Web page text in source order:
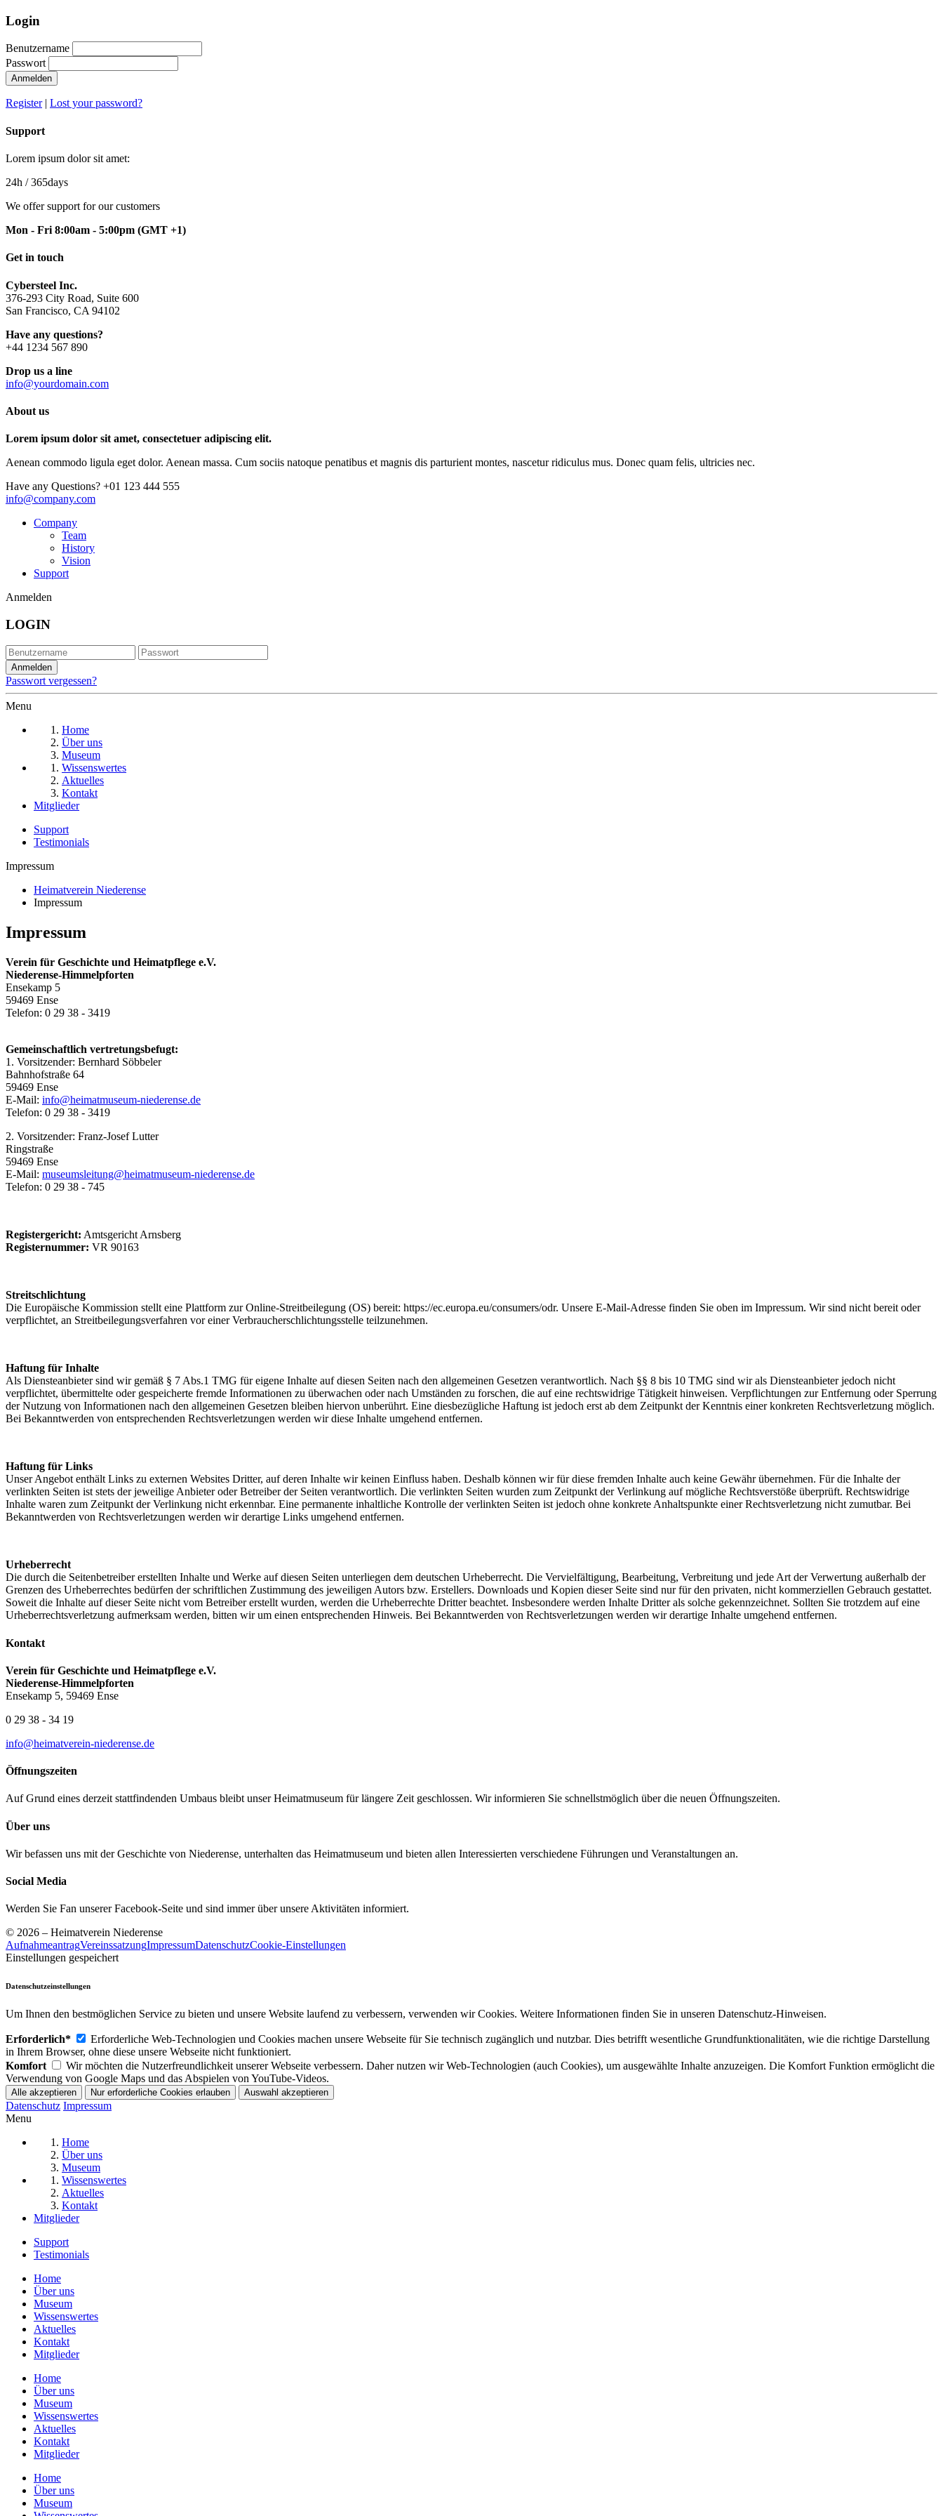
Login
Benutzername
Passwort
Anmelden
Register| Lost your password?
Support
Lorem ipsum dolor sit amet:
24h / 365days
We offer support for our customers
Mon - Fri 8:00am - 5:00pm (GMT +1)
Get in touch
Cybersteel Inc.
376-293 City Road, Suite 600
San Francisco, CA 94102
Have any questions?
+44 1234 567 890
Drop us a line
info@yourdomain.com
About us
Lorem ipsum dolor sit amet, consectetuer adipiscing elit.
Aenean commodo ligula eget dolor. Aenean massa. Cum sociis natoque penatibus et magnis dis parturient montes, nascetur ridiculus mus. Donec quam felis, ultricies nec.
Have any Questions? +01 123 444 555
info@company.com
Company
Team
History
Vision
Support
Anmelden
LOGIN
Passwort vergessen?
Menu
Home
Über uns
Museum
Wissenswertes
Aktuelles
Kontakt
Mitglieder
Support
Testimonials
Impressum
Heimatverein Niederense
Impressum
Impressum
Verein für Geschichte und Heimatpflege e.V.
Niederense-Himmelpforten
Ensekamp 5
59469 Ense
Telefon: 0 29 38 - 3419
Gemeinschaftlich vertretungsbefugt:
1. Vorsitzender: Bernhard Söbbeler
Bahnhofstraße 64
59469 Ense
E-Mail: info@heimatmuseum-niederense.de
Telefon: 0 29 38 - 3419
2. Vorsitzender: Franz-Josef Lutter
Ringstraße
59469 Ense
E-Mail: museumsleitung@heimatmuseum-niederense.de
Telefon: 0 29 38 - 745
Registergericht: Amtsgericht Arnsberg
Registernummer: VR 90163
Streitschlichtung
Die Europäische Kommission stellt eine Plattform zur Online-Streitbeilegung (OS) bereit: https://ec.europa.eu/consumers/odr. Unsere E-Mail-Adresse finden Sie oben im Impressum. Wir sind nicht bereit oder
verpflichtet, an Streitbeilegungsverfahren vor einer Verbraucherschlichtungsstelle teilzunehmen.
Haftung für Inhalte
Als Diensteanbieter sind wir gemäß § 7 Abs.1 TMG für eigene Inhalte auf diesen Seiten nach den allgemeinen Gesetzen verantwortlich. Nach §§ 8 bis 10 TMG sind wir als Diensteanbieter jedoch nicht
verpflichtet, übermittelte oder gespeicherte fremde Informationen zu überwachen oder nach Umständen zu forschen, die auf eine rechtswidrige Tätigkeit hinweisen. Verpflichtungen zur Entfernung oder Sperrung
der Nutzung von Informationen nach den allgemeinen Gesetzen bleiben hiervon unberührt. Eine diesbezügliche Haftung ist jedoch erst ab dem Zeitpunkt der Kenntnis einer konkreten Rechtsverletzung möglich.
Bei Bekanntwerden von entsprechenden Rechtsverletzungen werden wir diese Inhalte umgehend entfernen.
Haftung für Links
Unser Angebot enthält Links zu externen Websites Dritter, auf deren Inhalte wir keinen Einfluss haben. Deshalb können wir für diese fremden Inhalte auch keine Gewähr übernehmen. Für die Inhalte der
verlinkten Seiten ist stets der jeweilige Anbieter oder Betreiber der Seiten verantwortlich. Die verlinkten Seiten wurden zum Zeitpunkt der Verlinkung auf mögliche Rechtsverstöße überprüft. Rechtswidrige
Inhalte waren zum Zeitpunkt der Verlinkung nicht erkennbar. Eine permanente inhaltliche Kontrolle der verlinkten Seiten ist jedoch ohne konkrete Anhaltspunkte einer Rechtsverletzung nicht zumutbar. Bei
Bekanntwerden von Rechtsverletzungen werden wir derartige Links umgehend entfernen.
Urheberrecht
Die durch die Seitenbetreiber erstellten Inhalte und Werke auf diesen Seiten unterliegen dem deutschen Urheberrecht. Die Vervielfältigung, Bearbeitung, Verbreitung und jede Art der Verwertung außerhalb der
Grenzen des Urheberrechtes bedürfen der schriftlichen Zustimmung des jeweiligen Autors bzw. Erstellers. Downloads und Kopien dieser Seite sind nur für den privaten, nicht kommerziellen Gebrauch gestattet.
Soweit die Inhalte auf dieser Seite nicht vom Betreiber erstellt wurden, werden die Urheberrechte Dritter beachtet. Insbesondere werden Inhalte Dritter als solche gekennzeichnet. Sollten Sie trotzdem auf eine
Urheberrechtsverletzung aufmerksam werden, bitten wir um einen entsprechenden Hinweis. Bei Bekanntwerden von Rechtsverletzungen werden wir derartige Inhalte umgehend entfernen.
Kontakt
Verein für Geschichte und Heimatpflege e.V.
Niederense-Himmelpforten
Ensekamp 5, 59469 Ense
0 29 38 - 34 19
info@heimatverein-niederense.de
Öffnungszeiten
Auf Grund eines derzeit stattfindenden Umbaus bleibt unser Heimatmuseum für längere Zeit geschlossen. Wir informieren Sie schnellstmöglich über die neuen Öffnungszeiten.
Über uns
Wir befassen uns mit der Geschichte von Niederense, unterhalten das Heimatmuseum und bieten allen Interessierten verschiedene Führungen und Veranstaltungen an.
Social Media
Werden Sie Fan unserer Facebook-Seite und sind immer über unsere Aktivitäten informiert.
© 2026 – Heimatverein Niederense
AufnahmeantragVereinssatzungImpressumDatenschutzCookie-Einstellungen
Einstellungen gespeichert
Datenschutzeinstellungen
Um Ihnen den bestmöglichen Service zu bieten und unsere Website laufend zu verbessern, verwenden wir Cookies. Weitere Informationen finden Sie in unseren Datenschutz-Hinweisen.
Erforderlich*
Erforderliche Web-Technologien und Cookies machen unsere Webseite für Sie technisch zugänglich und nutzbar. Dies betrifft wesentliche Grundfunktionalitäten, wie die richtige Darstellung
in Ihrem Browser, ohne diese unsere Webseite nicht funktioniert.
Komfort
Wir möchten die Nutzerfreundlichkeit unserer Webseite verbessern. Daher nutzen wir Web-Technologien (auch Cookies), um ausgewählte Inhalte anzuzeigen. Die Komfort Funktion ermöglicht die
Verwendung von Google Maps und das Abspielen von YouTube-Videos.
Datenschutz Impressum
Menu
Home
Über uns
Museum
Wissenswertes
Aktuelles
Kontakt
Mitglieder
Support
Testimonials
Home
Über uns
Museum
Wissenswertes
Aktuelles
Kontakt
Mitglieder
Home
Über uns
Museum
Wissenswertes
Aktuelles
Kontakt
Mitglieder
Home
Über uns
Museum